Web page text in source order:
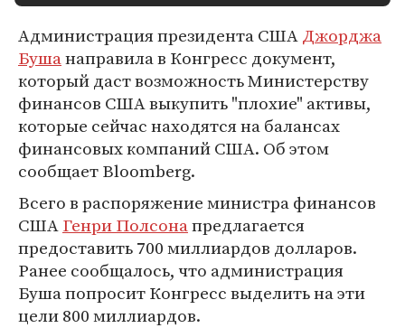
Администрация президента СШАДжорджа
Бушанаправила в Конгресс документ,
который даст возможность Министерству
финансов США выкупить "плохие" активы,
которые сейчас находятся на балансах
финансовых компаний США. Об этом
сообщает Bloomberg.
Всего в распоряжение министра финансов
СШАГенри Полсонапредлагается
предоставить 700 миллиардов долларов.
Ранее сообщалось, что администрация
Буша попросит Конгресс выделить на эти
цели 800 миллиардов.